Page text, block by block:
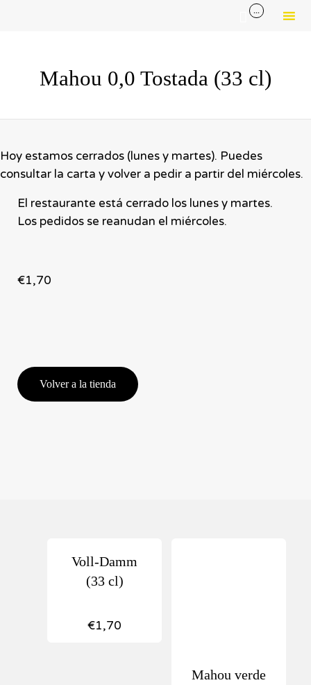
...
Mahou 0,0 Tostada (33 cl)
Hoy estamos cerrados (lunes y martes). Puedes
consultar la carta y volver a pedir a partir del miércoles.
El restaurante está cerrado los lunes y martes.
Los pedidos se reanudan el miércoles.
€1,70
Volver a la tienda
Voll-Damm
(33 cl)
€1,70
Mahou verde